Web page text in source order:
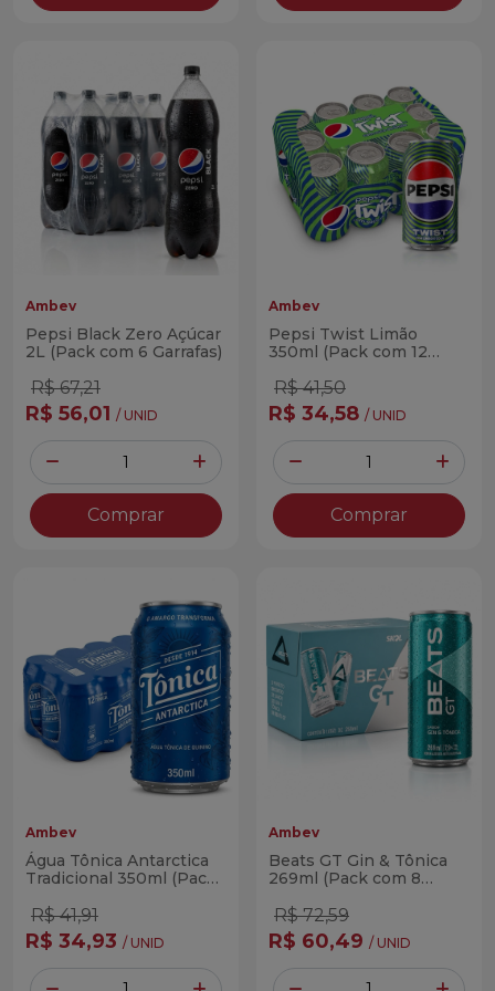
Ambev
Pepsi Black Zero Açúcar
2L (Pack com 6 Garrafas)
R$ 67,21
R$ 56,01 / UNID
Diminuir Quantidade
Quantidade
Adicionar Quantidade
Comprar
Ambev
Pepsi Twist Limão
350ml (Pack com 12
R$ 41,50
R$ 34,58 / UNID
Diminuir Quantidade
Quantidade
Comprar
Ambev
Água Tônica Antarctica
Tradicional 350ml (Pack
R$ 41,91
R$ 34,93 / UNID
Quantidade
Ambev
Beats GT Gin & Tônica
269ml (Pack com 8
R$ 72,59
R$ 60,49 / UNID
Quantidade